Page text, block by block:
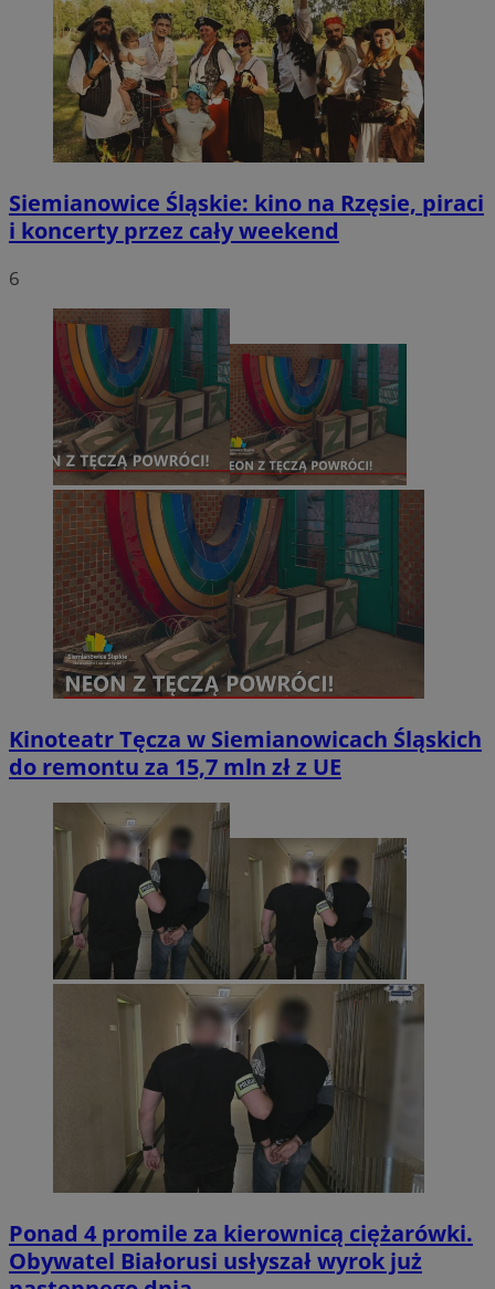
Siemianowice Śląskie: kino na Rzęsie, piraci
i koncerty przez cały weekend
6
Kinoteatr Tęcza w Siemianowicach Śląskich
do remontu za 15,7 mln zł z UE
Ponad 4 promile za kierownicą ciężarówki.
Obywatel Białorusi usłyszał wyrok już